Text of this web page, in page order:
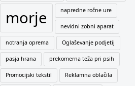
morje napredne ročne ure
nevidni zobni aparat
notranja oprema Oglaševanje podjetij
pasja hrana prekomerna teža pri psih
Promocijski tekstil Reklamna oblačila